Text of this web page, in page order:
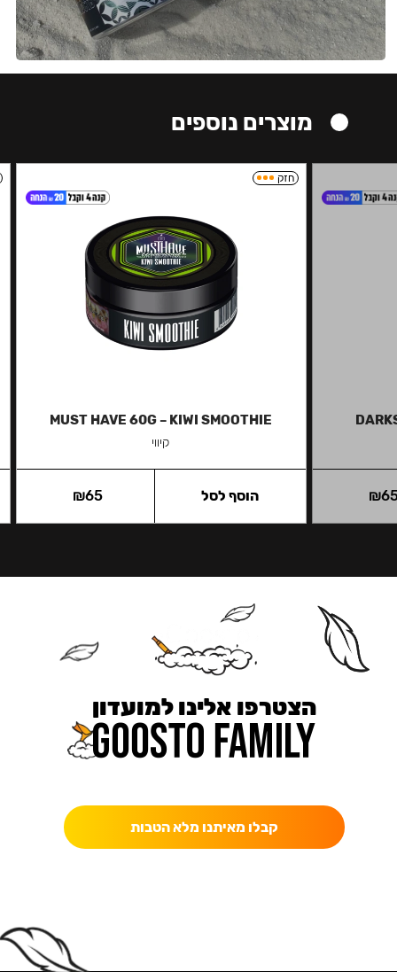
מוצרים נוספים
₪
חזק
MUST HAVE 60G – KIWI SMOOTHIE
קיווי
₪65 הוסף לסל
הצטרפו אלינו למועדון
קבלו מאיתנו מלא הטבות